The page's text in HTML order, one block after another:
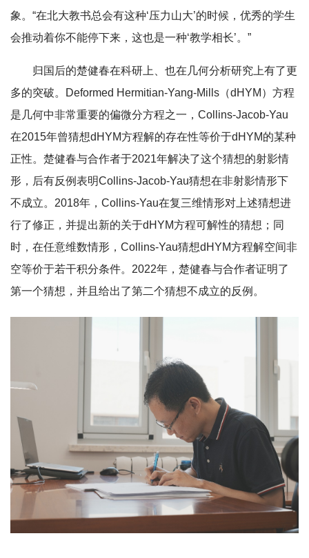
象。“在北大教书总会有这种‘压力山大’的时候，优秀的学生
会推动着你不能停下来，这也是一种‘教学相长’。”
归国后的楚健春在科研上、也在几何分析研究上有了更
多的突破。Deformed Hermitian-Yang-Mills（dHYM）方程
是几何中非常重要的偏微分方程之一，Collins-Jacob-Yau
在2015年曾猜想dHYM方程解的存在性等价于dHYM的某种
正性。楚健春与合作者于2021年解决了这个猜想的射影情
形，后有反例表明Collins-Jacob-Yau猜想在非射影情形下
不成立。2018年，Collins-Yau在复三维情形对上述猜想进
行了修正，并提出新的关于dHYM方程可解性的猜想；同
时，在任意维数情形，Collins-Yau猜想dHYM方程解空间非
空等价于若干积分条件。2022年，楚健春与合作者证明了
第一个猜想，并且给出了第二个猜想不成立的反例。